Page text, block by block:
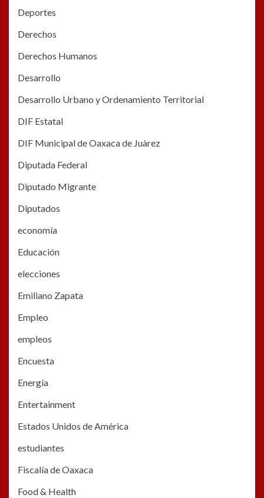
Deportes
Derechos
Derechos Humanos
Desarrollo
Desarrollo Urbano y Ordenamiento Territorial
DIF Estatal
DIF Municipal de Oaxaca de Juàrez
Diputada Federal
Diputado Migrante
Diputados
economía
Educación
elecciones
Emiliano Zapata
Empleo
empleos
Encuesta
Energía
Entertainment
Estados Unidos de América
estudiantes
Fiscalía de Oaxaca
Food & Health